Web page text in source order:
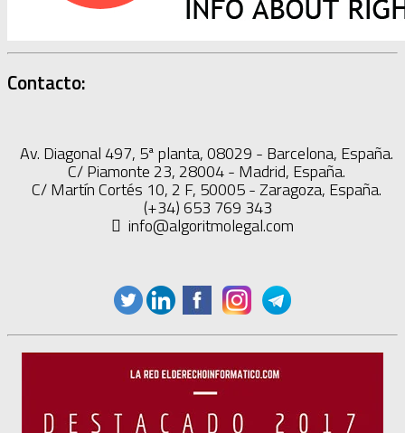
Contacto:
Av. Diagonal 497, 5ª planta, 08029 - Barcelona, España.
C/ Piamonte 23, 28004 - Madrid, España.
C/ Martín Cortés 10, 2 F, 50005 - Zaragoza, España.
(+34) 653 769 343
info@algoritmolegal.com